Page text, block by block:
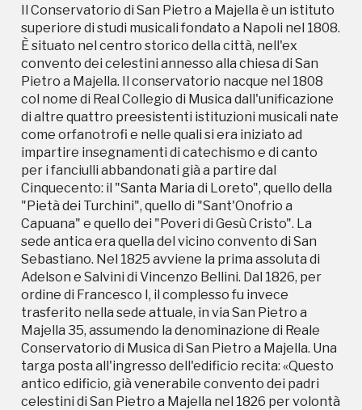
Il Conservatorio di San Pietro a Majella è un istituto
superiore di studi musicali fondato a Napoli nel 1808.
È situato nel centro storico della città, nell'ex
convento dei celestini annesso alla chiesa di San
Pietro a Majella. Il conservatorio nacque nel 1808
col nome di Real Collegio di Musica dall'unificazione
di altre quattro preesistenti istituzioni musicali nate
come orfanotrofi e nelle quali si era iniziato ad
impartire insegnamenti di catechismo e di canto
per i fanciulli abbandonati già a partire dal
Cinquecento: il "Santa Maria di Loreto", quello della
"Pietà dei Turchini", quello di "Sant'Onofrio a
Capuana" e quello dei "Poveri di Gesù Cristo". La
sede antica era quella del vicino convento di San
Sebastiano. Nel 1825 avviene la prima assoluta di
Adelson e Salvini di Vincenzo Bellini. Dal 1826, per
ordine di Francesco I, il complesso fu invece
trasferito nella sede attuale, in via San Pietro a
Majella 35, assumendo la denominazione di Reale
Conservatorio di Musica di San Pietro a Majella. Una
targa posta all'ingresso dell'edificio recita: «Questo
antico edificio, già venerabile convento dei padri
celestini di San Pietro a Majella nel 1826 per volontà
per i fanciulli abbandonati già a partire dal
Cinquecento: il "Santa Maria di Loreto", quello della
"Pietà dei Turchini", quello di "Sant'Onofrio a
Capuana" e quello dei "Poveri di Gesù Cristo". La
sede antica era quella del vicino convento di San
Sebastiano. Nel 1825 avviene la prima assoluta di
Adelson e Salvini di Vincenzo Bellini. Dal 1826, per
ordine di Francesco I, il complesso fu invece
trasferito nella sede attuale, in via San Pietro a
Majella 35, assumendo la denominazione di Reale
Conservatorio di Musica di San Pietro a Majella. Una
targa posta all'ingresso dell'edificio recita: «Questo
antico edificio, già venerabile convento dei padri
celestini di San Pietro a Majella nel 1826 per volontà
di Francesco re delle Due Sicilie fu destinato ad
accogliere la gloriosa scuola napoletana ed a
conservare le preziose testimonianze degli antichi
conservatori dei Poveri di Gesù Cristo, Santa Maria
di Loreto, Sant'Onofrio a Capuana, Pietà dei
Turchini.» Proprio nel corso dell'Ottocento e dei
primi anni del Novecento il complesso si arricchì di
opere. Busti, ritratti di musicisti e strumenti di
personalità illustri venivano, infatti, di volta in volta